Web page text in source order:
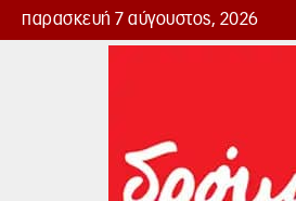
παρασκευή 7 αύγουστος, 2026
Δρόμος